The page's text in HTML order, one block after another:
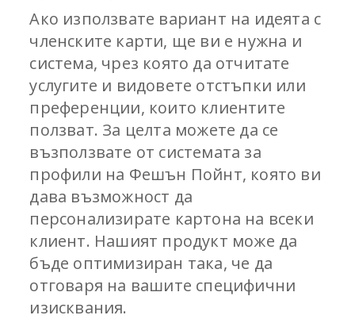
Ако използвате вариант на идеята с
членските карти, ще ви е нужна и
система, чрез която да отчитате
услугите и видовете отстъпки или
преференции, които клиентите
ползват. За целта можете да се
възползвате от системата за
профили на Фешън Пойнт, която ви
дава възможност да
персонализирате картона на всеки
клиент. Нашият продукт може да
бъде оптимизиран така, че да
отговаря на вашите специфични
изисквания.